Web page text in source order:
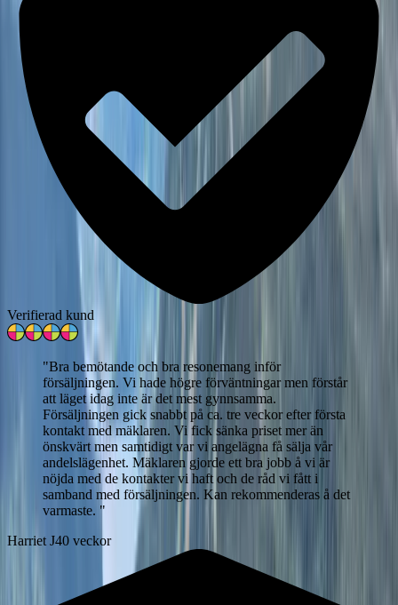
Verifierad kund
"Bra bemötande och bra resonemang inför
försäljningen. Vi hade högre förväntningar men förstår
att läget idag inte är det mest gynnsamma.
Försäljningen gick snabbt på ca. tre veckor efter första
kontakt med mäklaren. Vi fick sänka priset mer än
önskvärt men samtidigt var vi angelägna få sälja vår
andelslägenhet. Mäklaren gjorde ett bra jobb å vi är
nöjda med de kontakter vi haft och de råd vi fått i
samband med försäljningen. Kan rekommenderas å det
varmaste. "
Harriet J40 veckor